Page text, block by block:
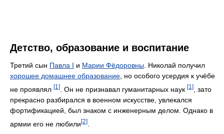
Детство, образование и воспитание
Третий сын Павла I и Марии Фёдоровны . Николай получил
хорошее домашнее образование , но особого усердия к учёбе
не проявлял [1] . Он не признавал гуманитарных наук [1]
, зато
прекрасно разбирался в военном искусстве, увлекался
фортификацией, был знаком с инженерным делом. Однако в
армии его не любили[2]